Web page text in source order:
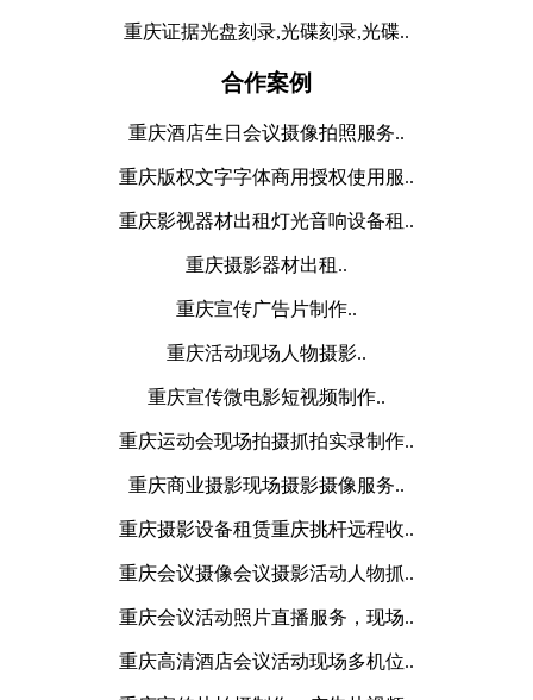
重庆证据光盘刻录,光碟刻录,光碟..
合作案例
重庆酒店生日会议摄像拍照服务..
重庆版权文字字体商用授权使用服..
重庆影视器材出租灯光音响设备租..
重庆摄影器材出租..
重庆宣传广告片制作..
重庆活动现场人物摄影..
重庆宣传微电影短视频制作..
重庆运动会现场拍摄抓拍实录制作..
重庆商业摄影现场摄影摄像服务..
重庆摄影设备租赁重庆挑杆远程收..
重庆会议摄像会议摄影活动人物抓..
重庆会议活动照片直播服务，现场..
重庆高清酒店会议活动现场多机位..